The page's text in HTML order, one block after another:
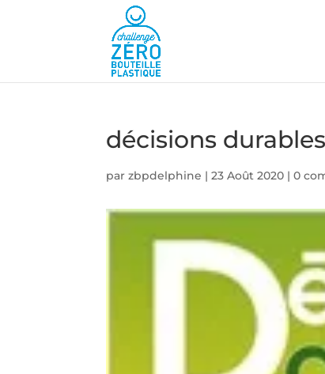
décisions durables
parzbpdelphine |23 Août 2020 |0